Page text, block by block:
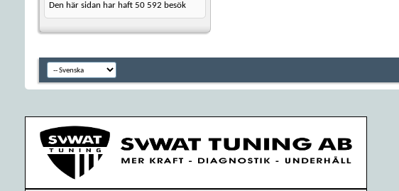
Den här sidan har haft 50 592 besök